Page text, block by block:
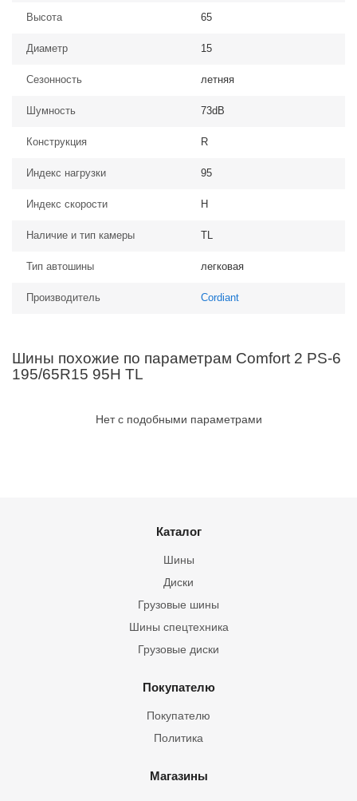
Высота 65
Диаметр 15
Сезонность летняя
Шумность 73dB
Конструкция R
Индекс нагрузки 95
Индекс скорости H
Наличие и тип камеры TL
Тип автошины легковая
Производитель Cordiant
Шины похожие по параметрам Comfort 2 PS-6
195/65R15 95H TL
Нет с подобными параметрами
Каталог
Шины
Грузовые шины
Шины спецтехника
Диски
Грузовые диски
Покупателю
Покупателю
Политика
Магазины